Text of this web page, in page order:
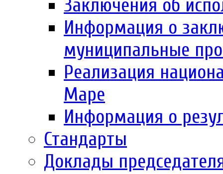
Заключения об
Информация о
муниципальные
Реализация
Маре
Информация о
Стандарты
Доклады